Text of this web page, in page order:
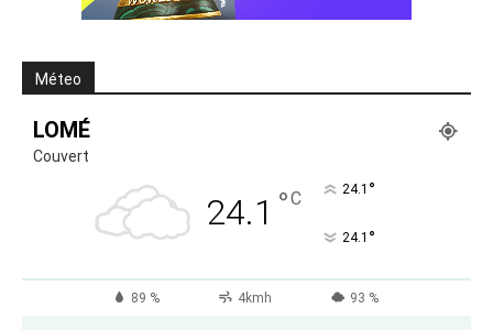
Méteo
LOMÉ
Couvert
24.1 °C 24.1 °
24.1 °
89 % 4kmh 93 %